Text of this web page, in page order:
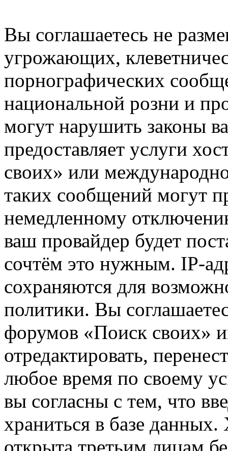
Вы соглашаетесь не
угрожающих,
порнографических
национальной розни и
могут нарушить законы
предоставляет услуги
своих» или
таких сообщений могут
немедленному
ваш провайдер будет
сочтём это нужным. IP-
сохраняются для
политики. Вы
форумов «Поиск своих»
отредактировать,
любое время по своему
вы согласны с тем, что
храниться в базе
открыта третьим лицам